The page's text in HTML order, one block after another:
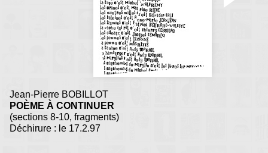
Jean-Pierre BOBILLOT
POÈME À CONTINUER
(sections 8-10, fragments)
Déchirure : le 17.2.97
C'EST des mots d'trop!